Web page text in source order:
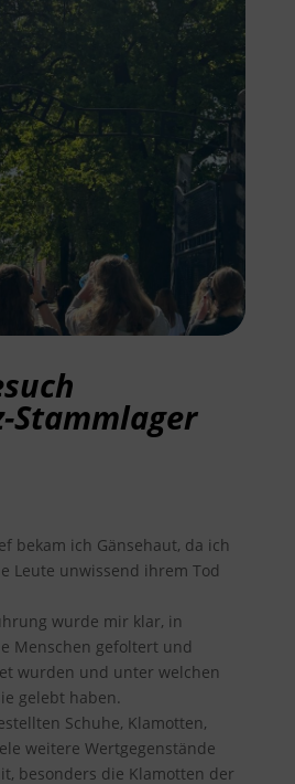
Stammlager
bekam ich Gänsehaut, da ich
Leute unwissend ihrem Tod
wurde mir klar, in
Menschen gefoltert und
wurden und unter welchen
gelebt haben.
Schuhe, Klamotten,
weitere Wertgegenstände
besonders die Klamotten der